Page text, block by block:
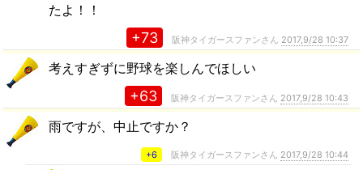
たよ！！
+73 阪神タイガースファンさん 2017,9/28 10:37
考えすぎずに野球を楽しんでほしい
+63 阪神タイガースファンさん 2017,9/28 10:43
雨ですが、中止ですか？
+6 阪神タイガースファンさん 2017,9/28 10:44